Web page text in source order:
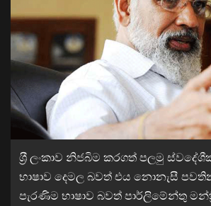
ශ‍්‍රී ලංකාව නිජබිම කරගත් පලමු
භාෂාව දෙමල බවත් එය නොනැසී
පැරණිම භාෂාව බවත් පාර්ලිමේන්තු